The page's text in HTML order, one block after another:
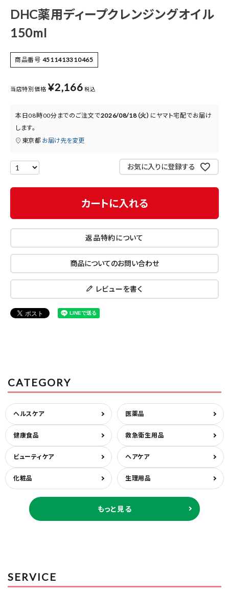
化粧品
雑貨
食品
インフォメーション
医薬品に関する注意事項
プライバシーポリシー
DHC薬用ディープクレンジングオイル
150ml
商品番号 4511413310465
当店特別価格 ¥2,166 税込
本日08時00分 までのご注文で2026/08/18（火） に ヤマト宅配でお届け
します。
東京都 お届け先を変更
お気に入りに登録する
カートに入れる
返品特約について
商品についてのお問い合わせ
レビューを書く
CATEGORY
ヘルスケア 医薬品
健康食品 救急衛生用品
ビューティケア ヘアケア
化粧品 生理用品
もっと見る
SERVICE